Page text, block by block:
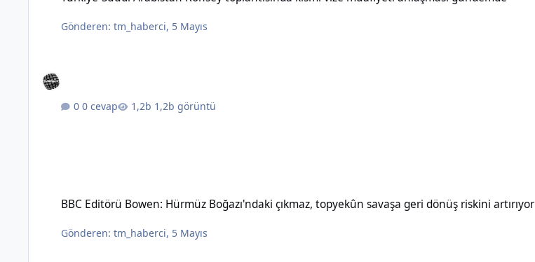
Gönderen:tm_haberci, 5 Mayıs
0 cevap 1,2b görüntü
BBC Editörü Bowen: Hürmüz Boğazı'ndaki çıkmaz, topyekûn savaşa geri dönüş riskini artırıyor
Gönderen:tm_haberci, 5 Mayıs